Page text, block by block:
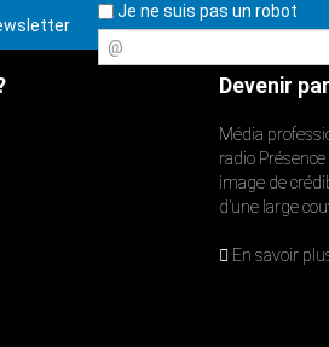
Je ne suis pas un robot
@
Devenir
Média
radio
image de
d’une large
En savoir